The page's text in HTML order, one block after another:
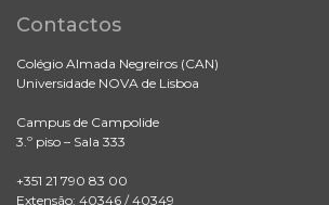
Contactos
Colégio Almada Negreiros (CAN)
Universidade NOVA de Lisboa
Campus de Campolide
3.º piso – Sala 333
+351 21 790 83 00
Extensão: 40346 / 40349